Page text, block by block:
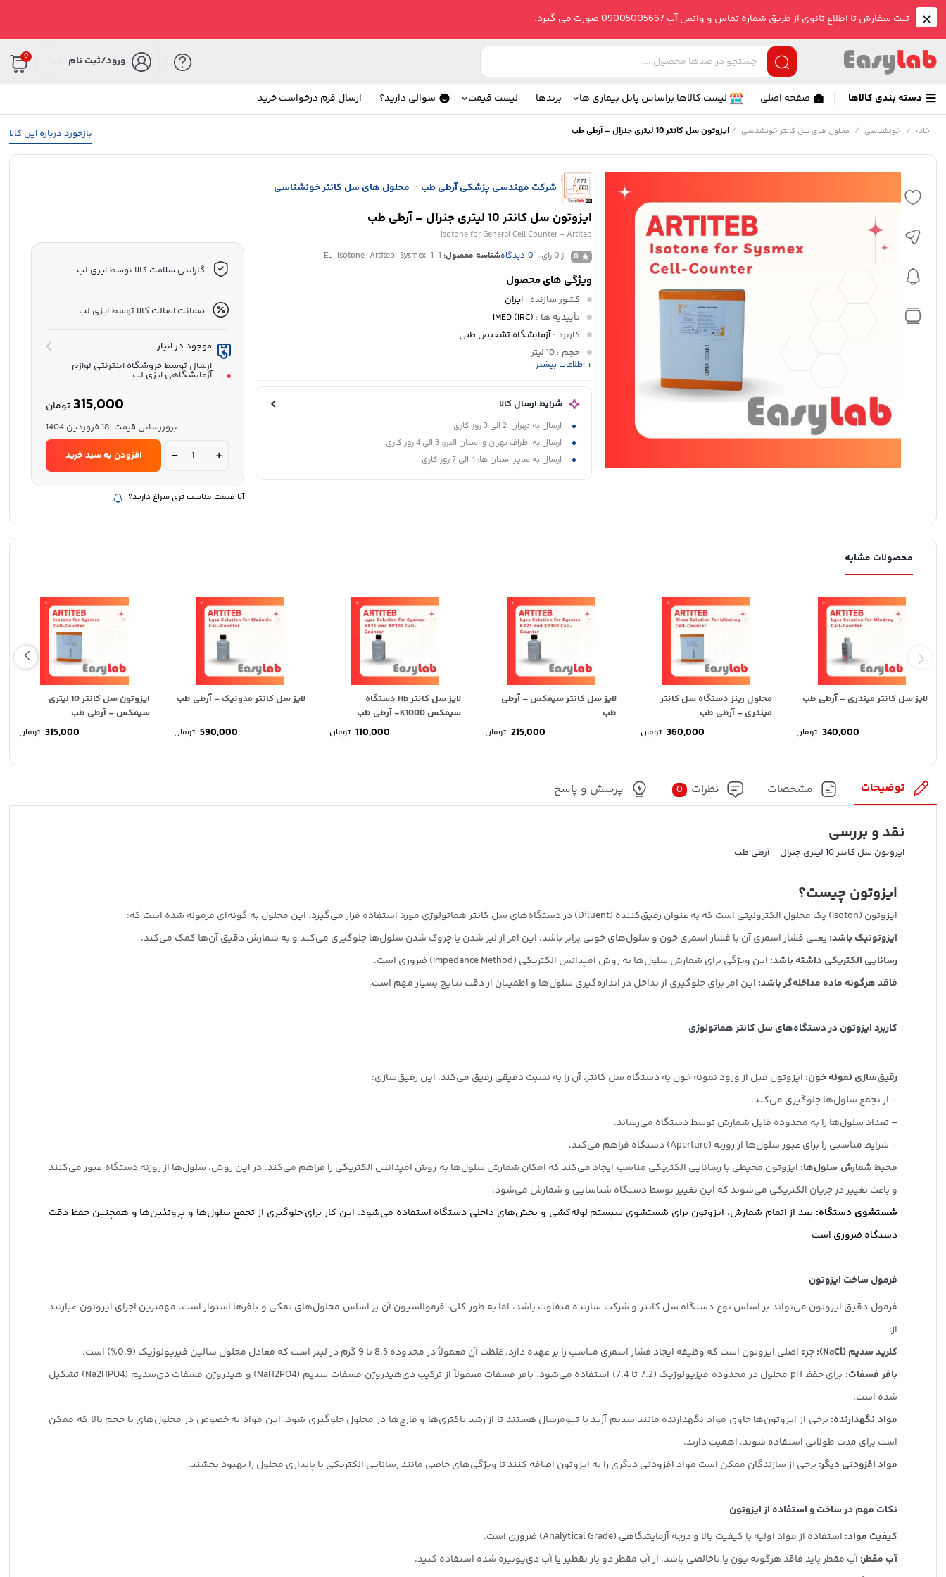
ثبت سفارش تا اطلاع ثانوی از طریق شماره تماس و واتس آپ 09005005667 صورت می گیرد.
ورود/ثبت نام 0
دسته بندی کالاها صفحه اصلی لیست کالاها براساس پانل بیماری ها برندها لیست قیمت سوالی دارید؟ ارسال فرم درخواست خرید
بازخورد درباره این کالا خانه / خونشناسی / محلول های سل کانتر خونشناسی /ایزوتون سل کانتر 10 لیتری جنرال – آرطی طب
شرکت مهندسی پزشکی آرطی طب / محلول های سل کانتر خونشناسی
ایزوتون سل کانتر 10 لیتری جنرال – آرطی طب
Isotone for General Cell Counter - Artiteb
0 از 0 رای 0 دیدگاهشناسه محصول: EL-Isotone-Artiteb-Sysmex-1-1
ویژگی های محصول
کشور سازنده :ایران
تأییدیه ها :
IMED (IRC)
کاربرد :آزمایشگاه تشخیص طبی
حجم : 10 لیتر
نوع بسته بندی
+ اطلاعات بیشتر
شرایط ارسال کالا
ارسال به تهران: 2 الی 3 روز کاری
ارسال به اطراف تهران و استان البرز: 3 الی 4 روز کاری
ارسال به سایر استان ها: 4 الی 7 روز کاری
گارانتی سلامت کالا توسط ایزی لب
ضمانت اصالت کالا توسط ایزی لب
موجود در انبار
ارسال توسط فروشگاه اینترنتی لوازم
آزمایشگاهی ایزی لب
315,000 تومان
بروزرسانی قیمت: 18 فروردین 1404
ایزوتون
سل
10
لیتری
-
طب
افزودن به سبد خرید
آیا قیمت مناسب تری سراغ دارید؟
محصولات مشابه
لایز سل کانتر میندری – آرطی طب
340,000 تومان
محلول رینز دستگاه سل کانتر
میندری – آرطی طب
360,000 تومان
لایز سل کانتر سیمکس – آرطی
طب
215,000 تومان
لایز سل کانتر Hb دستگاه
سیمکس K1000- آرطی طب
110,000 تومان
لایز سل کانتر مدونیک – آرطی طب
590,000 تومان
ایزوتون سل کانتر 10 لیتری
سیمکس – آرطی طب
315,000 تومان
توضیحات مشخصات نظرات 0 پرسش و پاسخ
نقد و بررسی
ایزوتون سل کانتر 10 لیتری جنرال – آرطی طب
ایزوتون چیست؟
ایزوتون (Isoton) یک محلول الکترولیتی است که به عنوان رقیق‌کننده (Diluent) در دستگاه‌های سل کانتر هماتولوژی مورد استفاده قرار می‌گیرد. این محلول به گونه‌ای فرموله شده است که:
ایزوتونیک باشد: یعنی فشار اسمزی آن با فشار اسمزی خون و سلول‌های خونی برابر باشد. این امر از لیز شدن یا چروک شدن سلول‌ها جلوگیری می‌کند و به شمارش دقیق آن‌ها کمک می‌کند.
رسانایی الکتریکی داشته باشد: این ویژگی برای شمارش سلول‌ها به روش امپدانس الکتریکی (Impedance Method) ضروری است.
فاقد هرگونه ماده مداخله‌گر باشد: این امر برای جلوگیری از تداخل در اندازه‌گیری سلول‌ها و اطمینان از دقت نتایج بسیار مهم است.
کاربرد ایزوتون در دستگاه‌های سل کانتر هماتولوژی
رقیق‌سازی نمونه خون: ایزوتون قبل از ورود نمونه خون به دستگاه سل کانتر، آن را به نسبت دقیقی رقیق می‌کند. این رقیق‌سازی:
– از تجمع سلول‌ها جلوگیری می‌کند.
– تعداد سلول‌ها را به محدوده قابل شمارش توسط دستگاه می‌رساند.
– شرایط مناسبی را برای عبور سلول‌ها از روزنه (Aperture) دستگاه فراهم می‌کند.
محیط شمارش سلول‌ها: ایزوتون محیطی با رسانایی الکتریکی مناسب ایجاد می‌کند که امکان شمارش سلول‌ها به روش امپدانس الکتریکی را فراهم می‌کند. در این روش، سلول‌ها از روزنه دستگاه عبور می‌کنند
و باعث تغییر در جریان الکتریکی می‌شوند که این تغییر توسط دستگاه شناسایی و شمارش می‌شود.
شستشوی دستگاه: بعد از اتمام شمارش، ایزوتون برای شستشوی سیستم لوله‌کشی و بخش‌های داخلی دستگاه استفاده می‌شود. این کار برای جلوگیری از تجمع سلول‌ها و پروتئین‌ها و همچنین حفظ دقت
دستگاه ضروری است
فرمول ساخت ایزوتون
فرمول دقیق ایزوتون می‌تواند بر اساس نوع دستگاه سل کانتر و شرکت سازنده متفاوت باشد، اما به طور کلی، فرمولاسیون آن بر اساس محلول‌های نمکی و بافرها استوار است. مهمترین اجزای ایزوتون عبارتند
از:
کلرید سدیم (NaCl):
جزء اصلی ایزوتون است که وظیفه ایجاد فشار اسمزی مناسب را بر عهده دارد. غلظت آن معمولاً در محدوده 8.5 تا 9 گرم در لیتر است که معادل محلول سالین فیزیولوژیک (0.9%) است.
بافر فسفات:
برای حفظ pH محلول در محدوده فیزیولوژیک (7.2 تا 7.4) استفاده می‌شود. بافر فسفات معمولاً از ترکیب دی‌هیدروژن فسفات سدیم (NaH2PO4) و هیدروژن فسفات دی‌سدیم (Na2HPO4) تشکیل
شده است.
مواد نگهدارنده: برخی از ایزوتون‌ها حاوی مواد نگهدارنده مانند سدیم آزید یا تیومرسال هستند تا از رشد باکتری‌ها و قارچ‌ها در محلول جلوگیری شود. این مواد به خصوص در محلول‌های با حجم بالا که ممکن
است برای مدت طولانی استفاده شوند، اهمیت دارند.
مواد افزودنی دیگر: برخی از سازندگان ممکن است مواد افزودنی دیگری را به ایزوتون اضافه کنند تا ویژگی‌های خاصی مانند رسانایی الکتریکی یا پایداری محلول را بهبود بخشند.
نکات مهم در ساخت و استفاده از ایزوتون
کیفیت مواد: استفاده از مواد اولیه با کیفیت بالا و درجه آزمایشگاهی (Analytical Grade) ضروری است.
آب مقطر:آب مقطر باید فاقد هرگونه یون یا ناخالصی باشد. از آب مقطر دو بار تقطیر یا آب دی‌یونیزه شده استفاده کنید.